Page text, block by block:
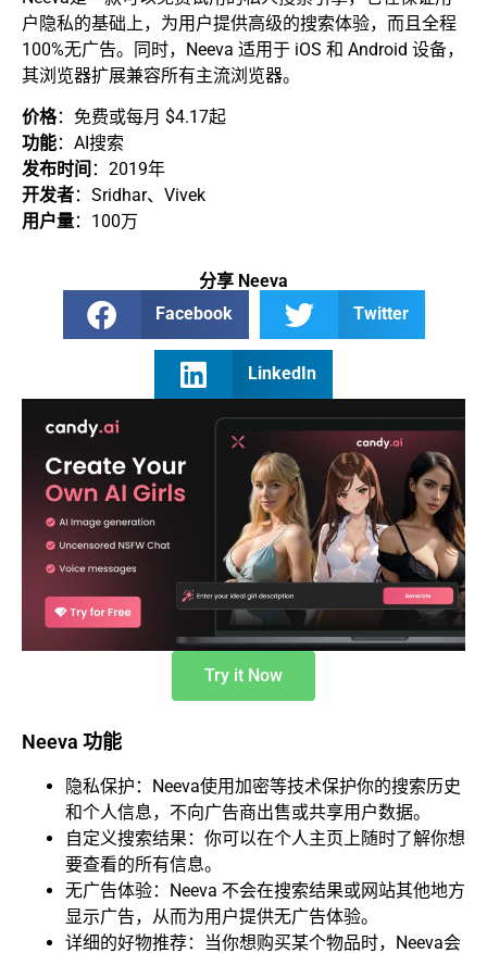
户隐私的基础上，为用户提供高级的搜索体验，而且全程
100%无广告。同时，Neeva 适用于 iOS 和 Android 设备，
其浏览器扩展兼容所有主流浏览器。
价格：免费或每月 $4.17起
功能：AI搜索
发布时间 ：2019年
开发者：Sridhar、Vivek
用户量：100万
分享 Neeva
Facebook
Twitter
LinkedIn
Try it Now
Neeva 功能
隐私保护：Neeva使用加密等技术保护你的搜索历史
和个人信息，不向广告商出售或共享用户数据。
自定义搜索结果：你可以在个人主页上随时了解你想
要查看的所有信息。
无广告体验：Neeva 不会在搜索结果或网站其他地方
显示广告，从而为用户提供无广告体验。
详细的好物推荐：当你想购买某个物品时，Neeva会